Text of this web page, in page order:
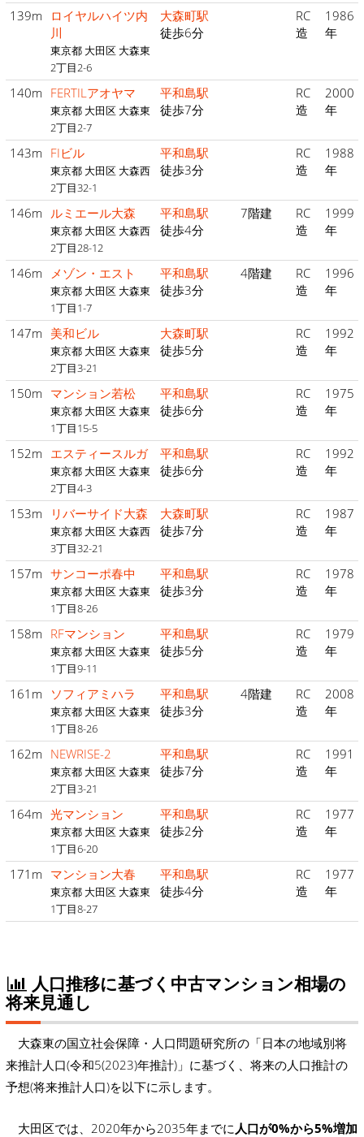
139m
ロイヤルハイツ内
川
東京都 大田区 大森東
2丁目2-6
大森町駅
徒歩6分
RC
造
1986
年
140m FERTILアオヤマ
東京都 大田区 大森東
2丁目2-7
平和島駅
徒歩7分
RC
造
2000
年
143m FIビル
東京都 大田区 大森西
2丁目32-1
平和島駅
徒歩3分
RC
造
1988
年
146m ルミエール大森
東京都 大田区 大森西
2丁目28-12
平和島駅
徒歩4分
7階建
RC
造
1999
年
146m メゾン・エスト
東京都 大田区 大森東
1丁目1-7
平和島駅
徒歩3分
4階建
RC
造
1996
年
147m 美和ビル
東京都 大田区 大森東
2丁目3-21
大森町駅
徒歩5分
RC
造
1992
年
150m マンション若松
東京都 大田区 大森東
1丁目15-5
平和島駅
徒歩6分
RC
造
1975
年
152m エスティースルガ
東京都 大田区 大森東
2丁目4-3
平和島駅
徒歩6分
RC
造
1992
年
153m リバーサイド大森
東京都 大田区 大森西
3丁目32-21
大森町駅
徒歩7分
RC
造
1987
年
157m サンコーポ春中
東京都 大田区 大森東
1丁目8-26
平和島駅
徒歩3分
RC
造
1978
年
158m RFマンション
東京都 大田区 大森東
1丁目9-11
平和島駅
徒歩5分
RC
造
1979
年
161m ソフィアミハラ
東京都 大田区 大森東
1丁目8-26
平和島駅
徒歩3分
4階建
RC
造
2008
年
162m NEWRISE-2
東京都 大田区 大森東
2丁目3-21
平和島駅
徒歩7分
RC
造
1991
年
164m 光マンション
東京都 大田区 大森東
1丁目6-20
平和島駅
徒歩2分
RC
造
1977
年
171m マンション大春
東京都 大田区 大森東
1丁目8-27
平和島駅
徒歩4分
RC
造
1977
年
人口推移に基づく中古マンション相場の
将来見通し
大森東の国立社会保障・人口問題研究所の「日本の地域別将
来推計人口(令和5(2023)年推計)」に基づく、将来の人口推計の
予想(将来推計人口)を以下に示します。
大田区では、2020年から2035年までに 人口が0%から5%増加